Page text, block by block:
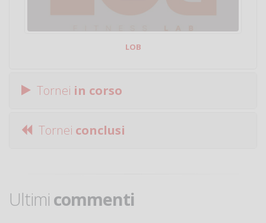
LOB
Tornei in corso
Tornei conclusi
Ultimi commenti